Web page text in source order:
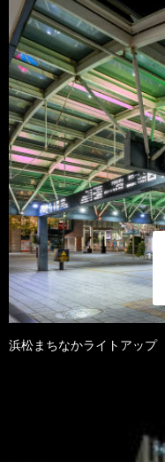
浜松まちなかライトアップ